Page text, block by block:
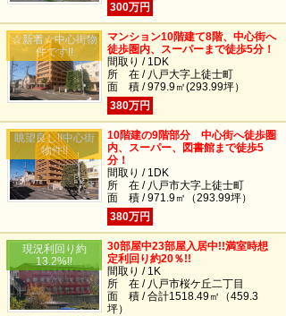
300万円
☆新着☆中心街物
件です!!
マンション10階建て8階、中心街へ
徒歩圏内、スーパーまで徒歩5分！
間取り / 1DK
所 在 / 八戸大字上徒士町
面 積 / 979.9㎡(293.99坪）
380万円
眺望良し!!中心街
物件!!
10階建の9階部分 中心街へ徒歩圏
内、スーパー、図書館まで徒歩5
分！
間取り / 1DK
所 在 / 八戸市大字上徒士町
面 積 / 971.9㎡（293.99坪）
380万円
現況利回り約
13.2%!!
30部屋中23部屋入居中!!満室時想
定利回り約20％!!
間取り / 1K
所 在 / 八戸市桜ケ丘二丁目
面 積 / 合計1518.49㎡（459.3
坪）